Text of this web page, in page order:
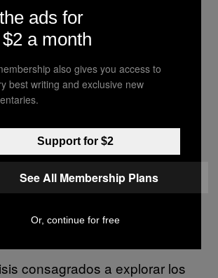
GIF: Algo/YouTube
Formation, de la que los
y losDiamantinasaurus
está caracterizada por
por las plantas
y coníferas, en la que los
la formación más
los ginkos, las colas de
también estarían
no serían tan
explica Poropat.
consagrados a explorar los
ads for
a month
also gives you access to
best writing and exclusive new
Support for $2
See All Membership Plans
Or, continue for free